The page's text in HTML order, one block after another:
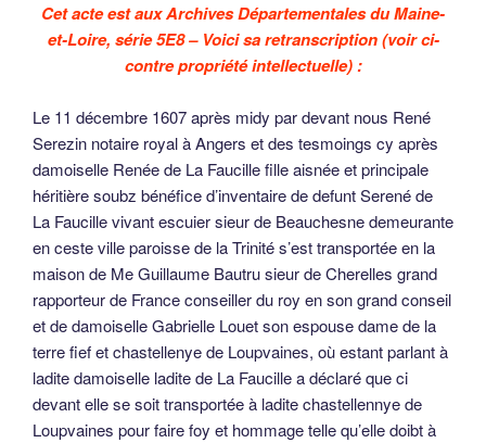
Cet acte est aux Archives Départementales du Maine-
et-Loire, série 5E8 – Voici sa retranscription (voir ci-
contre propriété intellectuelle) :
Le 11 décembre 1607 après midy par devant nous René
Serezin notaire royal à Angers et des tesmoings cy après
damoiselle Renée de La Faucille fille aisnée et principale
héritière soubz bénéfice d’inventaire de defunt Serené de
La Faucille vivant escuier sieur de Beauchesne demeurante
en ceste ville paroisse de la Trinité s’est transportée en la
maison de Me Guillaume Bautru sieur de Cherelles grand
rapporteur de France conseiller du roy en son grand conseil
et de damoiselle Gabrielle Louet son espouse dame de la
terre fief et chastellenye de Loupvaines, où estant parlant à
ladite damoiselle ladite de La Faucille a déclaré que ci
devant elle se soit transportée à ladite chastellennye de
Loupvaines pour faire foy et hommage telle qu’elle doibt à